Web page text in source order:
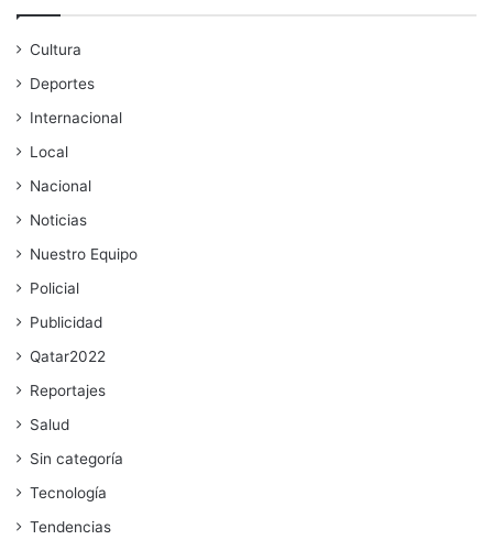
Cultura
Deportes
Internacional
Local
Nacional
Noticias
Nuestro Equipo
Policial
Publicidad
Qatar2022
Reportajes
Salud
Sin categoría
Tecnología
Tendencias